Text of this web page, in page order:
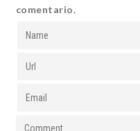
comentario.